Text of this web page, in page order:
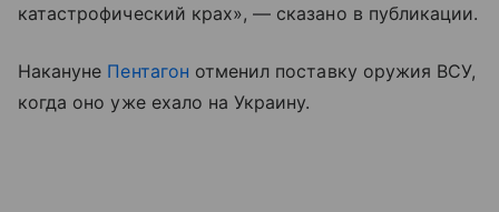
катастрофический крах», — сказано в публикации.
Накануне Пентагон отменил поставку оружия ВСУ,
когда оно уже ехало на Украину.